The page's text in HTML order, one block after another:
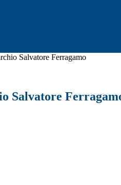
Salvatore Ferragamo
Salvatore